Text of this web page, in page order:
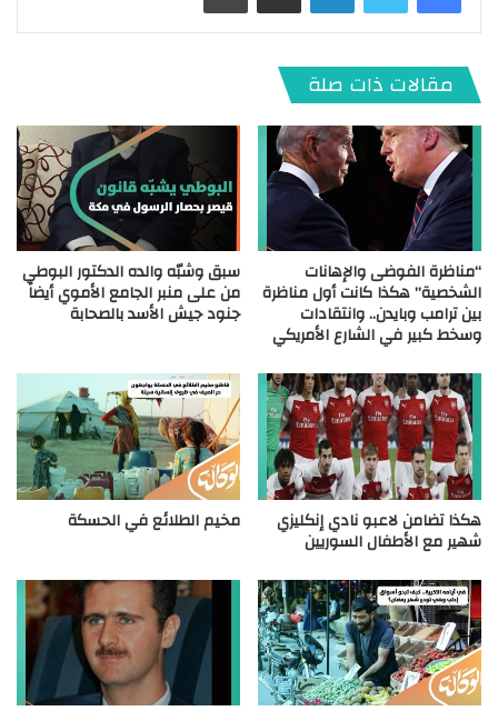
مقالات ذات صلة
“مناظرة الفوضى والإهانات
الشخصية” هكذا كانت أول مناظرة
بين ترامب وبايدن.. وانتقادات
وسخط كبير في الشارع الأمريكي
سبق وشبّه والده الدكتور البوطي
من على منبر الجامع الأموي أيضاً
جنود جيش الأسد بالصحابة
هكذا تضامن لاعبو نادي إنكليزي
شهير مع الأطفال السوريين
مخيم الطلائع في الحسكة